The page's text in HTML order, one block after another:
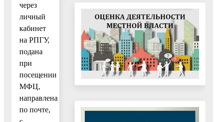
через
личный
кабинет
на РПГУ,
подана
при
посещении
МФЦ,
направлена
по почте,